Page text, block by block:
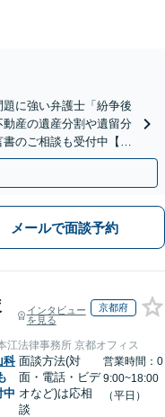
題に強い弁護士「紛争後
産の遺産分割や遺留分
のご相談も受付中【夜
メールで面談予約
インタビュー
を見る
京都府
江法律事務所 京都オフィス
科
中
面談方法(対
面・電話・ビデ
オなど)は応相
談
営業時間：0
9:00~18:00
（平日）